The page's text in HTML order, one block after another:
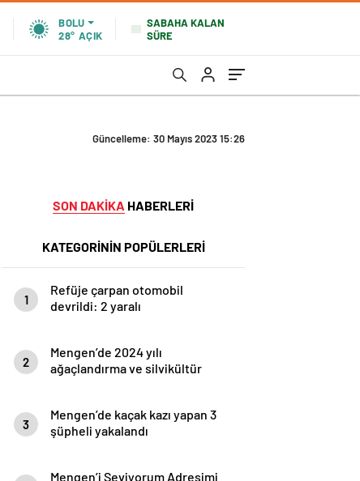
BOLU
28° AÇIK
SABAHA KALAN
SÜRE
Güncelleme: 30 Mayıs 2023 15:26
SON DAKİKA HABERLERİ
KATEGORİNİN POPÜLERLERİ
1
Refüje çarpan otomobil
devrildi: 2 yaralı
2
Mengen’de 2024 yılı
ağaçlandırma ve silvikültür
3
Mengen’de kaçak kazı yapan 3
şüpheli yakalandı
Mengen’i Seviyorum Adresimi